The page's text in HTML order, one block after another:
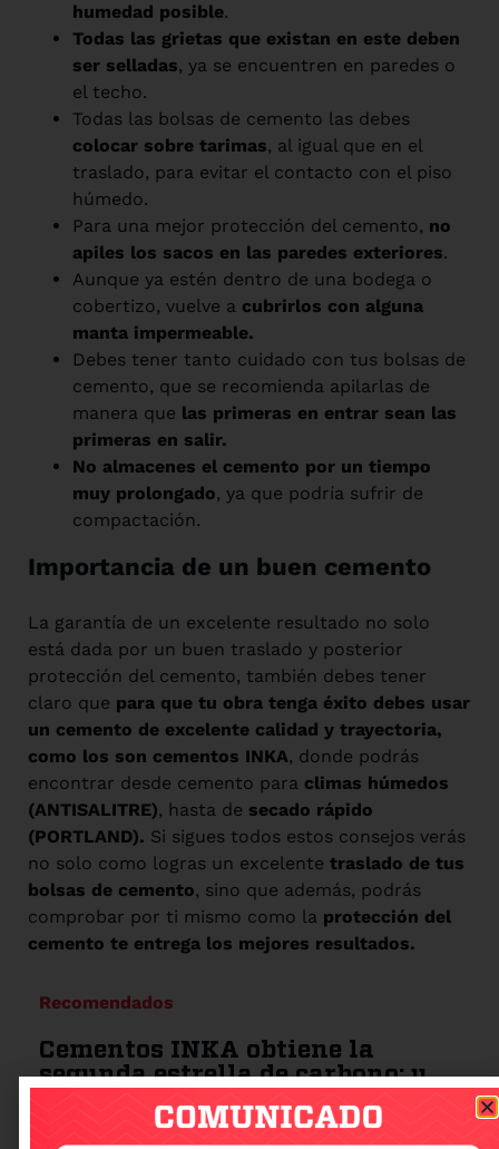
humedad posible.
Todas las grietas que existan en este deben
ser selladas, ya se encuentren en paredes o
el techo.
Todas las bolsas de cemento las debes
colocar sobre tarimas, al igual que en el
traslado, para evitar el contacto con el piso
húmedo.
Para una mejor protección del cemento, no
apiles los sacos en las paredes exteriores.
Aunque ya estén dentro de una bodega o
cobertizo, vuelve a cubrirlos con alguna
manta impermeable.
Debes tener tanto cuidado con tus bolsas de
cemento, que se recomienda apilarlas de
manera que las primeras en entrar sean las
primeras en salir.
No almacenes el cemento por un tiempo
muy prolongado, ya que podría sufrir de
compactación.
Importancia de un buen cemento
La garantía de un excelente resultado no solo
está dada por un buen traslado y posterior
protección del cemento, también debes tener
claro que para que tu obra tenga éxito debes usar
un cemento de excelente calidad y trayectoria,
como los son cementos INKA, donde podrás
encontrar desde cemento para climas húmedos
(ANTISALITRE), hasta de secado rápido
(PORTLAND). Si sigues todos estos consejos verás
no solo como logras un excelente traslado de tus
bolsas de cemento, sino que además, podrás
comprobar por ti mismo como la protección del
cemento te entrega los mejores resultados.
Recomendados
Cementos INKA obtiene la
segunda estrella de carbono: un
paso más hacia la
sostenibilidad